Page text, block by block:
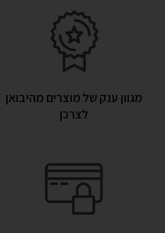
מגוון ענק של מוצרים מהיבואן
לצרכן